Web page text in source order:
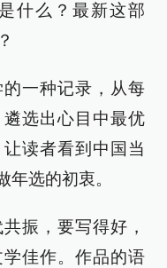
什么？最新这部
一种记录，从每
选出心目中最优
读者看到中国当
选的初衷。
振，要写得好，
佳作。作品的语